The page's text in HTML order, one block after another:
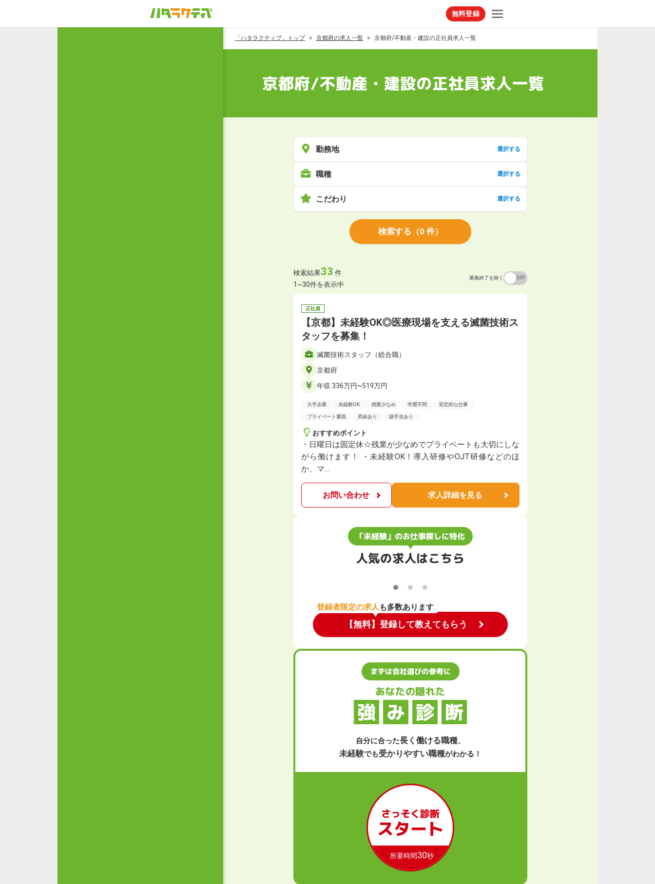
無料登録
「ハタラクティブ」トップ 京都府の求人一覧 京都府/不動産・建設の正社員求人一覧
京都府/不動産・建設の正社員求人一覧
勤務地 選択する
職種 選択する
こだわり 選択する
検索する （0 件）
検索結果33 件
1~30件を表示中
募集終了を除く OFF
正社員
【京都】未経験OK◎医療現場を支える滅菌技術ス
タッフを募集！
滅菌技術スタッフ（総合職）
京都府
年収 336万円~519万円
大手企業 未経験OK 残業少なめ 学歴不問 安定的な仕事
プライベート重視 昇給あり 諸手当あり
おすすめポイント
・日曜日は固定休☆残業が少なめでプライベートも大切にしな
がら働けます！ ・未経験OK！導入研修やOJT研修などのほ
か、マ…
お問い合わせ 求人詳細を見る
「未経験」のお仕事探しに特化
人気の求人はこちら
登録者限定の求人も多数あります
【無料】登録して教えてもらう
まずは会社選びの参考に
あなたの隠れた
強 み 診 断
自分に合った長く働ける職種、
未経験でも受かりやすい職種がわかる！
さっそく診断
スタート
所要時間30秒